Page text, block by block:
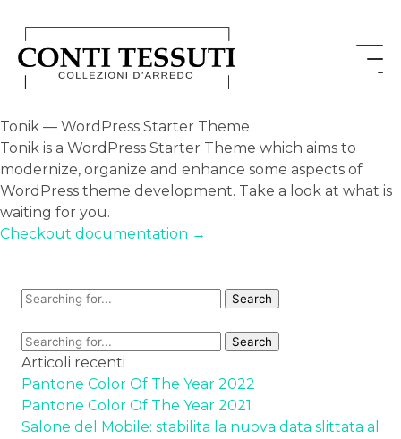
Tonik — WordPress Starter Theme
Tonik is a WordPress Starter Theme which aims to
modernize, organize and enhance some aspects of
WordPress theme development. Take a look at what is
waiting for you.
Checkout documentation →
Articoli recenti
Pantone Color Of The Year 2022
Pantone Color Of The Year 2021
Salone del Mobile: stabilita la nuova data slittata al